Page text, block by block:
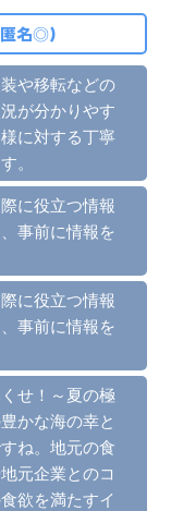
匿名◎)
や移転などの
が分かりやす
に対する丁寧
。
に役立つ情報
事前に情報を
に役立つ情報
事前に情報を
せ！～夏の極
かな海の幸と
ね。地元の食
元企業とのコ
欲を満たすイ